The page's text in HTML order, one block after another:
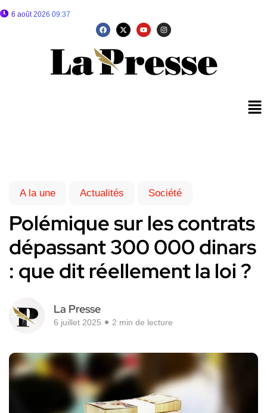
6 août 2026 09:37
A la une Actualités Société
Polémique sur les contrats
dépassant 300 000 dinars
: que dit réellement la loi ?
La Presse
6 juillet 2025 2 min de lecture